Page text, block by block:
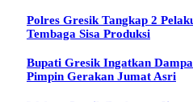
Polres Gresik Tangkap 2
Tembaga Sisa Produksi
Bupati Gresik Ingatkan
Pimpin Gerakan Jumat Asri